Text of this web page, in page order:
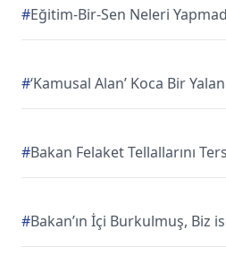
#Eğitim-Bir-Sen Neleri
#‘Kamusal Alan’ Koca Bir
#Bakan Felaket Tellallarını
#Bakan’ın İçi Burkulmuş, Biz